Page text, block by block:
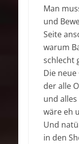
Man
und
Seite
warum
schlecht
Die
der alle
und
wäre eh
Und
in den